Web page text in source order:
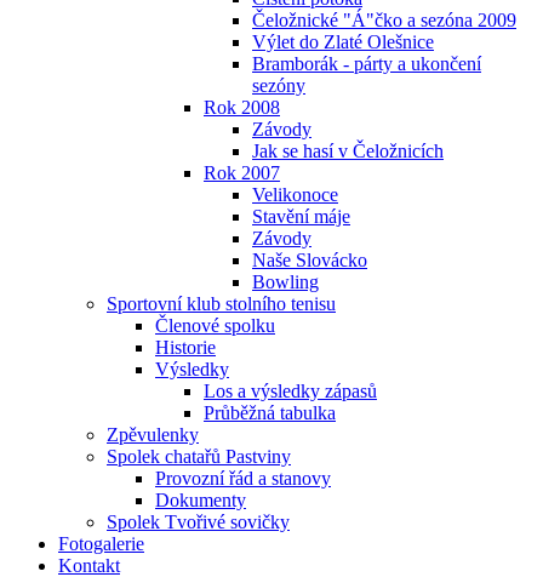
Čeložnické "Á"čko a sezóna 2009
Výlet do Zlaté Olešnice
Bramborák - párty a ukončení
sezóny
Rok 2008
Závody
Jak se hasí v Čeložnicích
Rok 2007
Velikonoce
Stavění máje
Závody
Naše Slovácko
Bowling
Sportovní klub stolního tenisu
Členové spolku
Historie
Výsledky
Los a výsledky zápasů
Průběžná tabulka
Zpěvulenky
Spolek chatařů Pastviny
Provozní řád a stanovy
Dokumenty
Spolek Tvořivé sovičky
Fotogalerie
Kontakt